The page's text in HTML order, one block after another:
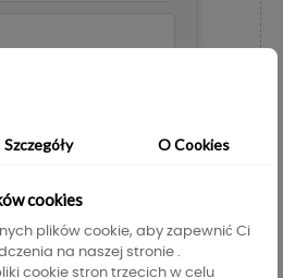
DODAJ DO KOSZYKA
Szczegóły O Cookies
cookies
plików cookie, aby zapewnić Ci
na naszej stronie .
cookie stron trzecich w celu